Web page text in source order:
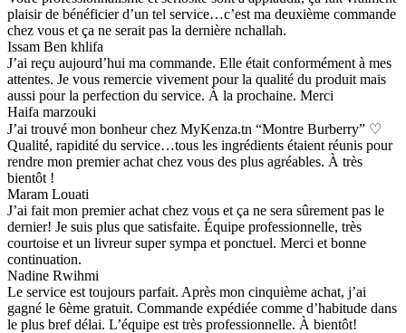
plaisir de bénéficier d’un tel service…c’est ma deuxième commande
chez vous et ça ne serait pas la dernière nchallah.
Issam Ben khlifa
J’ai reçu aujourd’hui ma commande. Elle était conformément à mes
attentes. Je vous remercie vivement pour la qualité du produit mais
aussi pour la perfection du service. À la prochaine. Merci
Haifa marzouki
J’ai trouvé mon bonheur chez MyKenza.tn “Montre Burberry” ♡
Qualité, rapidité du service…tous les ingrédients étaient réunis pour
rendre mon premier achat chez vous des plus agréables. À très
bientôt !
Maram Louati
J’ai fait mon premier achat chez vous et ça ne sera sûrement pas le
dernier! Je suis plus que satisfaite. Équipe professionnelle, très
courtoise et un livreur super sympa et ponctuel. Merci et bonne
continuation.
Nadine Rwihmi
Le service est toujours parfait. Après mon cinquième achat, j’ai
gagné le 6ème gratuit. Commande expédiée comme d’habitude dans
le plus bref délai. L’équipe est très professionnelle. À bientôt!